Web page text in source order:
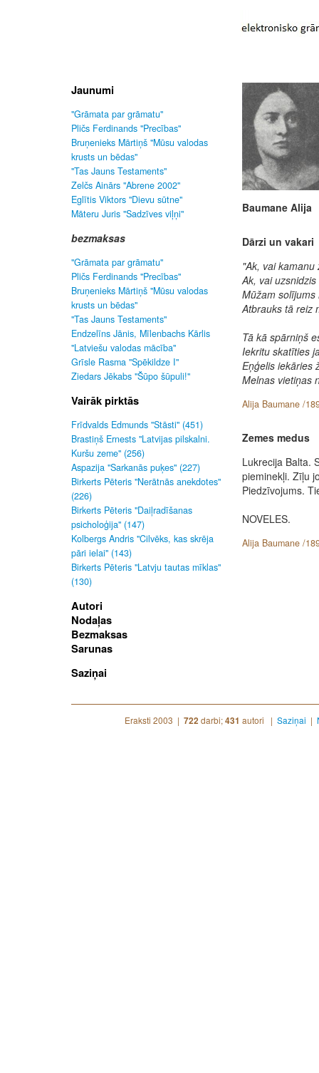
Jaunumi
"Grāmata par grāmatu"
Pličs Ferdinands "Precības"
Bruņenieks Mārtiņš "Mūsu valodas
krusts un bēdas"
"Tas Jauns Testaments"
Zelčs Ainārs "Abrene 2002"
Eglītis Viktors "Dievu sūtne"
Māteru Juris "Sadzīves viļņi"
bezmaksas
"Grāmata par grāmatu"
Pličs Ferdinands "Precības"
Bruņenieks Mārtiņš "Mūsu valodas
krusts un bēdas"
"Tas Jauns Testaments"
Endzelīns Jānis, Mīlenbachs Kārlis
"Latviešu valodas mācība"
Grīsle Rasma "Spēkildze I"
Ziedars Jēkabs "Šūpo šūpuli!"
Vairāk pirktās
Frīdvalds Edmunds "Stāsti" (451)
Brastiņš Ernests "Latvijas pilskalni.
Kuršu zeme" (256)
Aspazija "Sarkanās puķes" (227)
Birkerts Pēteris "Nerātnās anekdotes"
(226)
Birkerts Pēteris "Daiļradīšanas
psicholoģija" (147)
Kolbergs Andris "Cilvēks, kas skrēja
pāri ielai" (143)
Birkerts Pēteris "Latvju tautas mīklas"
(130)
Autori
Nodaļas
Bezmaksas
Sarunas
Saziņai
Baumane Alija
Dārzi un vakari
"Ak, vai kamanu
Ak, vai
Mūžam solījums
Atbrauks tā reiz
Tā kā spārniņš
Iekritu skatīties
Eņģelis iekāries
Melnas vietiņas
Alija Baumane /
Zemes medus
Lukrecija Balta.
pieminekļi. Zīļu
Piedzīvojums.
NOVELES.
Alija Baumane /
Eraksti 2003 | 722 darbi;431 autori | Saziņai |